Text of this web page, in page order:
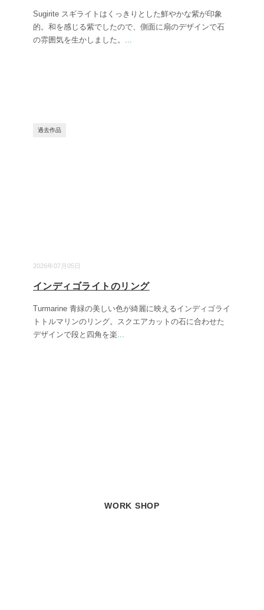
Sugirite スギライトはくっきりとした鮮やかな紫が印象
的。和を感じる紫でしたので、側面に扇のデザインで石
の雰囲気を生かしました。 ...
2026年07月05日
過去作品
インディゴライトのリング
Turmarine 青緑の美しい色が綺麗に映えるインディゴライ
トトルマリンのリング。スクエアカットの石に合わせた
デザインで段と四角を楽...
WORK SHOP